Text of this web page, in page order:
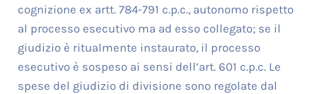
cognizione ex artt. 784-791 c.p.c., autonomo rispetto
al processo esecutivo ma ad esso collegato; se il
giudizio è ritualmente instaurato, il processo
esecutivo è sospeso ai sensi dell’art. 601 c.p.c. Le
spese del giudizio di divisione sono regolate dal